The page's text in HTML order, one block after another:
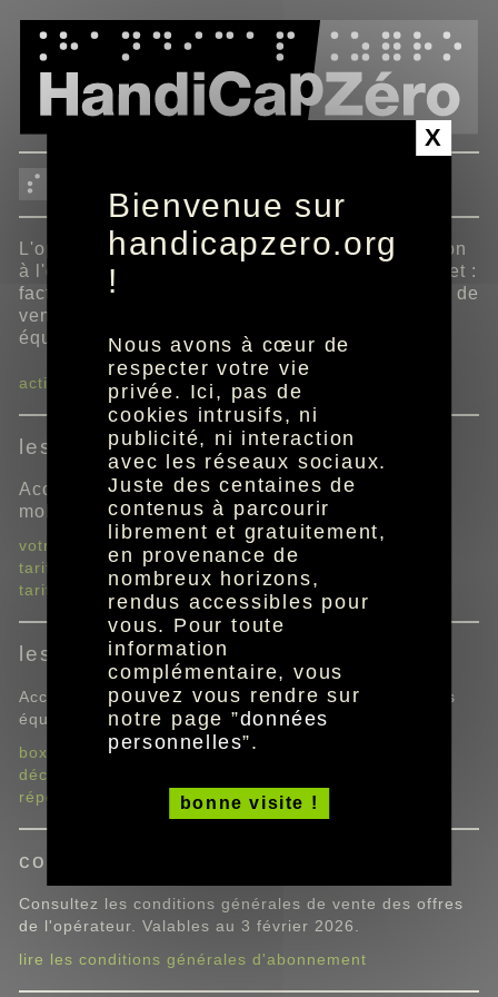
L'opérateur adapte gratuitement sa documentation
à l'ensemble de ses clients fixe, mobile et internet :
factures, offres et services, conditions générales de
vente, manuel d'installation et d'utilisation des
équipements SFR.
activer ma facture adaptée SFR
les offres
Accédez à votre guide et aux tarifs des offres
mobile, fixe et internet.
votre guide
tarifs offres mobile
tarifs offres Box
les équipements
Accédez aux manuels d'utilisation et d'installation des
équipements SFR.
box
décodeur
répéteur
conditions générales d'abonnement
Consultez les conditions générales de vente des offres
de l'opérateur. Valables au 3 février 2026.
lire les conditions générales d'abonnement
X
Bienvenue sur
handicapzero.org
!
Nous avons à cœur de
respecter votre vie
privée. Ici, pas de
cookies intrusifs, ni
publicité, ni interaction
avec les réseaux sociaux.
Juste des centaines de
contenus à parcourir
librement et gratuitement,
en provenance de
nombreux horizons,
rendus accessibles pour
vous. Pour toute
information
complémentaire, vous
pouvez vous rendre sur
notre page ”données
personnelles”.
bonne visite !